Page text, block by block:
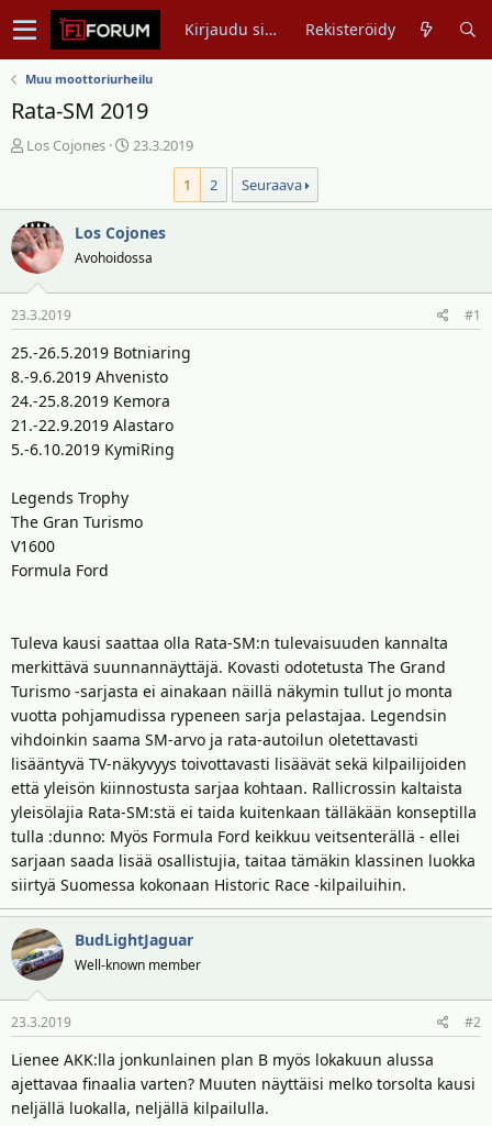
Kirjaudu sisään Rekisteröidy
Muu moottoriurheilu
Rata-SM 2019
V
s
t
i
k
e
t
u
n
a
o
t
t
a
Los Cojones
A
i
t
u
p
v
ä
m
ä
ä
23.3.2019
1
2 Seuraava
Los Cojones
Avohoidossa
23.3.2019 #1
25.-26.5.2019 Botniaring
8.-9.6.2019 Ahvenisto
24.-25.8.2019 Kemora
21.-22.9.2019 Alastaro
5.-6.10.2019 KymiRing
Legends Trophy
The Gran Turismo
V1600
Formula Ford
Tuleva kausi saattaa olla Rata-SM:n tulevaisuuden kannalta
merkittävä suunnannäyttäjä. Kovasti odotetusta The Grand
Turismo -sarjasta ei ainakaan näillä näkymin tullut jo monta
vuotta pohjamudissa rypeneen sarja pelastajaa. Legendsin
vihdoinkin saama SM-arvo ja rata-autoilun oletettavasti
lisääntyvä TV-näkyvyys toivottavasti lisäävät sekä kilpailijoiden
että yleisön kiinnostusta sarjaa kohtaan. Rallicrossin kaltaista
yleisölajia Rata-SM:stä ei taida kuitenkaan tälläkään konseptilla
tulla :dunno: Myös Formula Ford keikkuu veitsenterällä - ellei
sarjaan saada lisää osallistujia, taitaa tämäkin klassinen luokka
siirtyä Suomessa kokonaan Historic Race -kilpailuihin.
BudLightJaguar
Well-known member
23.3.2019 #2
Lienee AKK:lla jonkunlainen plan B myös lokakuun alussa
ajettavaa finaalia varten? Muuten näyttäisi melko torsolta kausi
neljällä luokalla, neljällä kilpailulla.